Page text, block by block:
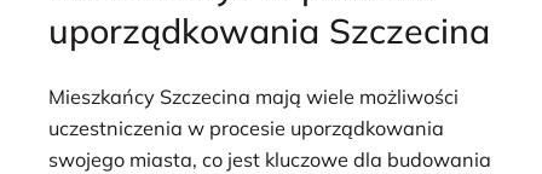
uporządkowania Szczecina
Mieszkańcy Szczecina mają wiele możliwości
uczestniczenia w procesie uporządkowania
swojego miasta, co jest kluczowe dla budowania